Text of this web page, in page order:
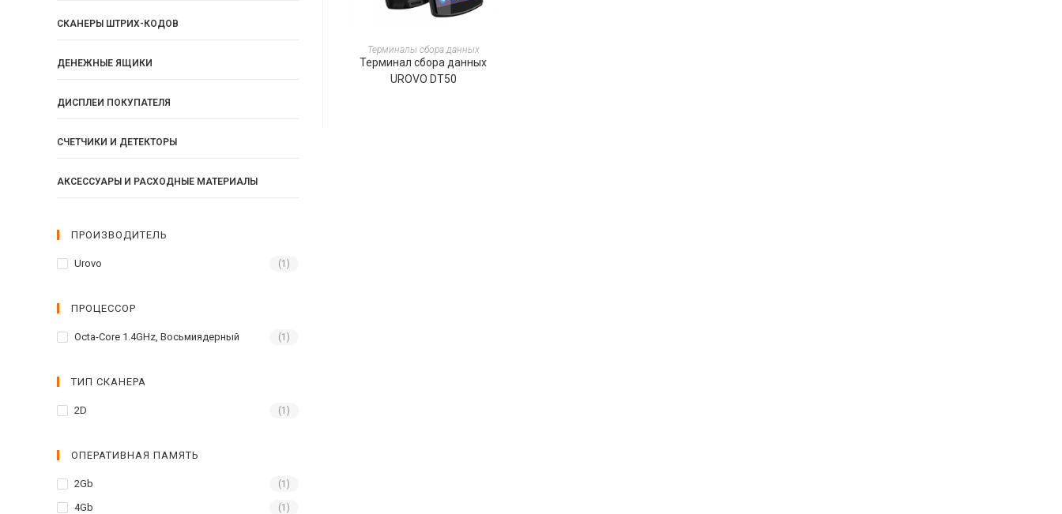
ПОДРОБНЕЕ
Терминалы сбора данных
Терминал сбора данных
UROVO DT50
СКАНЕРЫ ШТРИХ-КОДОВ
ДЕНЕЖНЫЕ ЯЩИКИ
ДИСПЛЕИ ПОКУПАТЕЛЯ
СЧЕТЧИКИ И ДЕТЕКТОРЫ
АКСЕССУАРЫ И РАСХОДНЫЕ МАТЕРИАЛЫ
ПРОИЗВОДИТЕЛЬ
Urovo (1)
ПРОЦЕССОР
Octa-Core 1.4GHz, Восьмиядерный (1)
ТИП СКАНЕРА
2D (1)
ОПЕРАТИВНАЯ ПАМЯТЬ
2Gb (1)
4Gb (1)